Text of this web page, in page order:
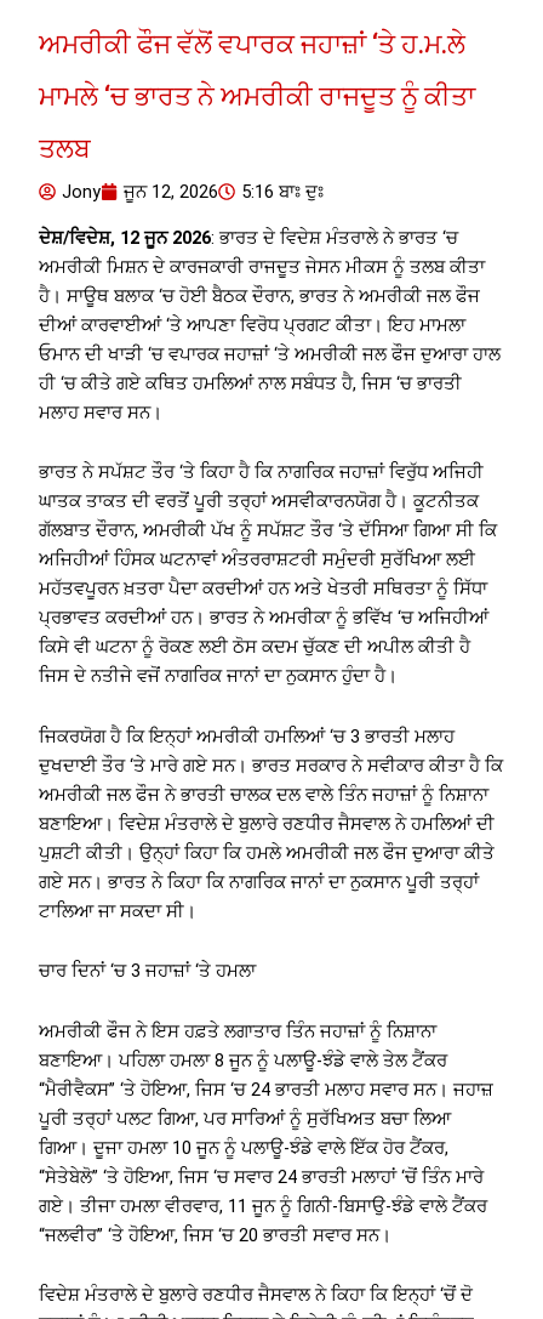
ਅਮਰੀਕੀ ਫੌਜ ਵੱਲੋਂ ਵਪਾਰਕ ਜਹਾਜ਼ਾਂ ‘ਤੇ ਹ.ਮ.ਲੇ
ਮਾਮਲੇ ‘ਚ ਭਾਰਤ ਨੇ ਅਮਰੀਕੀ ਰਾਜਦੂਤ ਨੂੰ ਕੀਤਾ
ਤਲਬ
Jony ਜੂਨ 12, 2026 5:16 ਬਾਃ ਦੁਃ
ਦੇਸ਼/ਵਿਦੇਸ਼, 12 ਜੂਨ 2026: ਭਾਰਤ ਦੇ ਵਿਦੇਸ਼ ਮੰਤਰਾਲੇ ਨੇ ਭਾਰਤ ‘ਚ
ਅਮਰੀਕੀ ਮਿਸ਼ਨ ਦੇ ਕਾਰਜਕਾਰੀ ਰਾਜਦੂਤ ਜੇਸਨ ਮੀਕਸ ਨੂੰ ਤਲਬ ਕੀਤਾ
ਹੈ। ਸਾਊਥ ਬਲਾਕ ‘ਚ ਹੋਈ ਬੈਠਕ ਦੌਰਾਨ, ਭਾਰਤ ਨੇ ਅਮਰੀਕੀ ਜਲ ਫੌਜ
ਦੀਆਂ ਕਾਰਵਾਈਆਂ ‘ਤੇ ਆਪਣਾ ਵਿਰੋਧ ਪ੍ਰਗਟ ਕੀਤਾ। ਇਹ ਮਾਮਲਾ
ਓਮਾਨ ਦੀ ਖਾੜੀ ‘ਚ ਵਪਾਰਕ ਜਹਾਜ਼ਾਂ ‘ਤੇ ਅਮਰੀਕੀ ਜਲ ਫੌਜ ਦੁਆਰਾ ਹਾਲ
ਹੀ ‘ਚ ਕੀਤੇ ਗਏ ਕਥਿਤ ਹਮਲਿਆਂ ਨਾਲ ਸਬੰਧਤ ਹੈ, ਜਿਸ ‘ਚ ਭਾਰਤੀ
ਮਲਾਹ ਸਵਾਰ ਸਨ।
ਭਾਰਤ ਨੇ ਸਪੱਸ਼ਟ ਤੌਰ ‘ਤੇ ਕਿਹਾ ਹੈ ਕਿ ਨਾਗਰਿਕ ਜਹਾਜ਼ਾਂ ਵਿਰੁੱਧ ਅਜਿਹੀ
ਘਾਤਕ ਤਾਕਤ ਦੀ ਵਰਤੋਂ ਪੂਰੀ ਤਰ੍ਹਾਂ ਅਸਵੀਕਾਰਨਯੋਗ ਹੈ। ਕੂਟਨੀਤਕ
ਗੱਲਬਾਤ ਦੌਰਾਨ, ਅਮਰੀਕੀ ਪੱਖ ਨੂੰ ਸਪੱਸ਼ਟ ਤੌਰ ‘ਤੇ ਦੱਸਿਆ ਗਿਆ ਸੀ ਕਿ
ਅਜਿਹੀਆਂ ਹਿੰਸਕ ਘਟਨਾਵਾਂ ਅੰਤਰਰਾਸ਼ਟਰੀ ਸਮੁੰਦਰੀ ਸੁਰੱਖਿਆ ਲਈ
ਮਹੱਤਵਪੂਰਨ ਖ਼ਤਰਾ ਪੈਦਾ ਕਰਦੀਆਂ ਹਨ ਅਤੇ ਖੇਤਰੀ ਸਥਿਰਤਾ ਨੂੰ ਸਿੱਧਾ
ਪ੍ਰਭਾਵਤ ਕਰਦੀਆਂ ਹਨ। ਭਾਰਤ ਨੇ ਅਮਰੀਕਾ ਨੂੰ ਭਵਿੱਖ ‘ਚ ਅਜਿਹੀਆਂ
ਕਿਸੇ ਵੀ ਘਟਨਾ ਨੂੰ ਰੋਕਣ ਲਈ ਠੋਸ ਕਦਮ ਚੁੱਕਣ ਦੀ ਅਪੀਲ ਕੀਤੀ ਹੈ
ਜਿਸ ਦੇ ਨਤੀਜੇ ਵਜੋਂ ਨਾਗਰਿਕ ਜਾਨਾਂ ਦਾ ਨੁਕਸਾਨ ਹੁੰਦਾ ਹੈ।
ਜਿਕਰਯੋਗ ਹੈ ਕਿ ਇਨ੍ਹਾਂ ਅਮਰੀਕੀ ਹਮਲਿਆਂ ‘ਚ 3 ਭਾਰਤੀ ਮਲਾਹ
ਦੁਖਦਾਈ ਤੌਰ ‘ਤੇ ਮਾਰੇ ਗਏ ਸਨ। ਭਾਰਤ ਸਰਕਾਰ ਨੇ ਸਵੀਕਾਰ ਕੀਤਾ ਹੈ ਕਿ
ਅਮਰੀਕੀ ਜਲ ਫੌਜ ਨੇ ਭਾਰਤੀ ਚਾਲਕ ਦਲ ਵਾਲੇ ਤਿੰਨ ਜਹਾਜ਼ਾਂ ਨੂੰ ਨਿਸ਼ਾਨਾ
ਬਣਾਇਆ। ਵਿਦੇਸ਼ ਮੰਤਰਾਲੇ ਦੇ ਬੁਲਾਰੇ ਰਣਧੀਰ ਜੈਸਵਾਲ ਨੇ ਹਮਲਿਆਂ ਦੀ
ਪੁਸ਼ਟੀ ਕੀਤੀ। ਉਨ੍ਹਾਂ ਕਿਹਾ ਕਿ ਹਮਲੇ ਅਮਰੀਕੀ ਜਲ ਫੌਜ ਦੁਆਰਾ ਕੀਤੇ
ਗਏ ਸਨ। ਭਾਰਤ ਨੇ ਕਿਹਾ ਕਿ ਨਾਗਰਿਕ ਜਾਨਾਂ ਦਾ ਨੁਕਸਾਨ ਪੂਰੀ ਤਰ੍ਹਾਂ
ਟਾਲਿਆ ਜਾ ਸਕਦਾ ਸੀ।
ਚਾਰ ਦਿਨਾਂ ‘ਚ 3 ਜਹਾਜ਼ਾਂ ‘ਤੇ ਹਮਲਾ
ਅਮਰੀਕੀ ਫੌਜ ਨੇ ਇਸ ਹਫ਼ਤੇ ਲਗਾਤਾਰ ਤਿੰਨ ਜਹਾਜ਼ਾਂ ਨੂੰ ਨਿਸ਼ਾਨਾ
ਬਣਾਇਆ। ਪਹਿਲਾ ਹਮਲਾ 8 ਜੂਨ ਨੂੰ ਪਲਾਊ-ਝੰਡੇ ਵਾਲੇ ਤੇਲ ਟੈਂਕਰ
“ਮੈਰੀਵੈਕਸ” ‘ਤੇ ਹੋਇਆ, ਜਿਸ ‘ਚ 24 ਭਾਰਤੀ ਮਲਾਹ ਸਵਾਰ ਸਨ। ਜਹਾਜ਼
ਪੂਰੀ ਤਰ੍ਹਾਂ ਪਲਟ ਗਿਆ, ਪਰ ਸਾਰਿਆਂ ਨੂੰ ਸੁਰੱਖਿਅਤ ਬਚਾ ਲਿਆ
ਗਿਆ। ਦੂਜਾ ਹਮਲਾ 10 ਜੂਨ ਨੂੰ ਪਲਾਊ-ਝੰਡੇ ਵਾਲੇ ਇੱਕ ਹੋਰ ਟੈਂਕਰ,
“ਸੇਤੇਬੇਲੋ” ‘ਤੇ ਹੋਇਆ, ਜਿਸ ‘ਚ ਸਵਾਰ 24 ਭਾਰਤੀ ਮਲਾਹਾਂ ‘ਚੋਂ ਤਿੰਨ ਮਾਰੇ
ਗਏ। ਤੀਜਾ ਹਮਲਾ ਵੀਰਵਾਰ, 11 ਜੂਨ ਨੂੰ ਗਿਨੀ-ਬਿਸਾਉ-ਝੰਡੇ ਵਾਲੇ ਟੈਂਕਰ
“ਜਲਵੀਰ” ‘ਤੇ ਹੋਇਆ, ਜਿਸ ‘ਚ 20 ਭਾਰਤੀ ਸਵਾਰ ਸਨ।
ਵਿਦੇਸ਼ ਮੰਤਰਾਲੇ ਦੇ ਬੁਲਾਰੇ ਰਣਧੀਰ ਜੈਸਵਾਲ ਨੇ ਕਿਹਾ ਕਿ ਇਨ੍ਹਾਂ ‘ਚੋਂ ਦੋ